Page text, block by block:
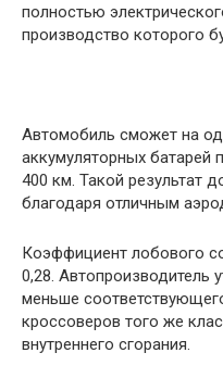
полностью
производство которого
Автомобиль сможет на
аккумуляторных батарей
400 км. Такой результат
благодаря отличным
Коэффициент лобового
0,28. Автопроизводитель
меньше
кроссоверов того же
внутреннего сгорания.